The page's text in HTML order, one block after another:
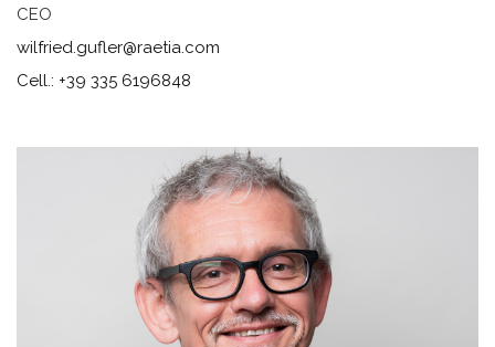
CEO
wilfried.gufler@raetia.com
Cell.: +39 335 6196848